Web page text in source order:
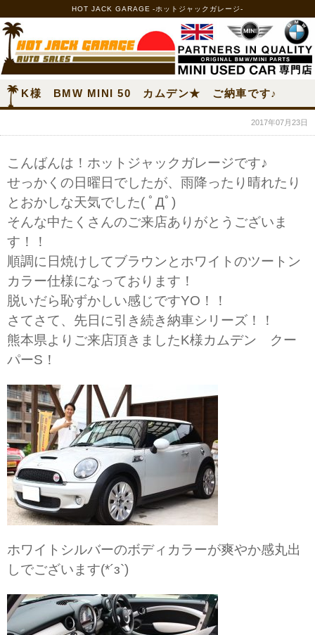
HOT JACK GARAGE -ホットジャックガレージ-
K様 BMW MINI 50 カムデン★ ご納車です♪
2017年07月23日
こんばんは！ホットジャックガレージです♪
せっかくの日曜日でしたが、雨降ったり晴れたり
とおかしな天気でした( ﾟДﾟ)
そんな中たくさんのご来店ありがとうございま
す！！
順調に日焼けしてブラウンとホワイトのツートン
カラー仕様になっております！
脱いだら恥ずかしい感じですYO！！
さてさて、先日に引き続き納車シリーズ！！
熊本県よりご来店頂きましたK様カムデン クー
パーS！
ホワイトシルバーのボディカラーが爽やか感丸出
しでございます(*´з`)